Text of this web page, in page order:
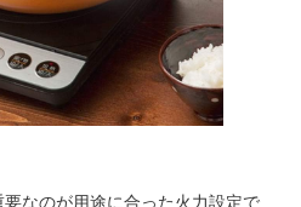
なのが用途に合った火力設定で